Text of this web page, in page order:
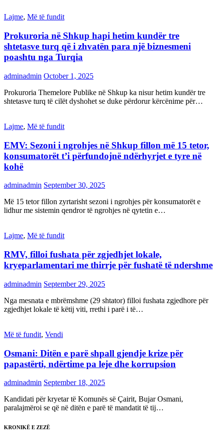
Lajme, Më të fundit
Prokuroria në Shkup hapi hetim kundër tre
shtetasve turq që i zhvatën para një biznesmeni
poashtu nga Turqia
adminadmin October 1, 2025
Prokuroria Themelore Publike në Shkup ka nisur hetim kundër tre
shtetasve turq të cilët dyshohet se duke përdorur kërcënime për…
Lajme, Më të fundit
EMV: Sezoni i ngrohjes në Shkup fillon më 15 tetor,
konsumatorët t’i përfundojnë ndërhyrjet e tyre në
kohë
adminadmin September 30, 2025
Më 15 tetor fillon zyrtarisht sezoni i ngrohjes për konsumatorët e
lidhur me sistemin qendror të ngrohjes në qytetin e…
Lajme, Më të fundit
RMV, filloi fushata për zgjedhjet lokale,
kryeparlamentari me thirrje për fushatë të ndershme
adminadmin September 29, 2025
Nga mesnata e mbrëmshme (29 shtator) filloi fushata zgjedhore për
zgjedhjet lokale të këtij viti, rrethi i parë i të…
Më të fundit, Vendi
Osmani: Ditën e parë shpall gjendje krize për
papastërti, ndërtime pa leje dhe korrupsion
adminadmin September 18, 2025
Kandidati për kryetar të Komunës së Çairit, Bujar Osmani,
paralajmëroi se që në ditën e parë të mandatit të tij…
KRONIKË E ZEZË